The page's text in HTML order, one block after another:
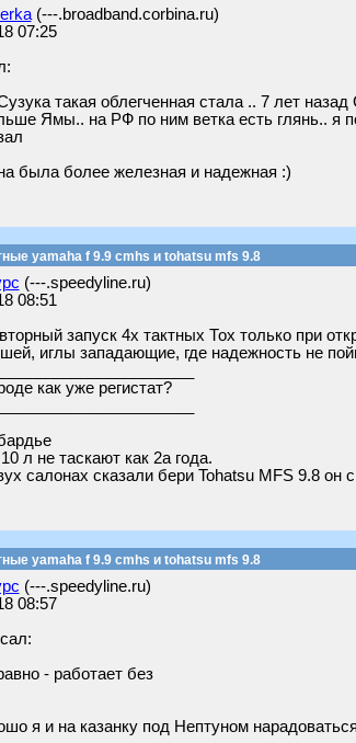
(---.broadband.corbina.ru)
07:25
такая облегченная стала .. 7 лет назад
Ямы.. на РФ по ним ветка есть глянь.. я
была более железная и надежная :)
yamaha f 9.9 cmhs и tohatsu mfs 9.8
(---.speedyline.ru)
08:51
запуск 4х тактных Тох только при
иглы западающие, где надежность не
как уже регистат?
л не таскают как 2а года.
салонах сказали бери Tohatsu MFS 9.8 он
yamaha f 9.9 cmhs и tohatsu mfs 9.8
(---.speedyline.ru)
08:57
- работает без
я и на казанку под Нептуном